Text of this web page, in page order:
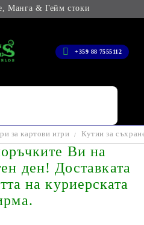
Манга & Гейм стоки
+359 88 7555112
за картови игри Кутии за
Ви на
ден! Доставката
на куриерската